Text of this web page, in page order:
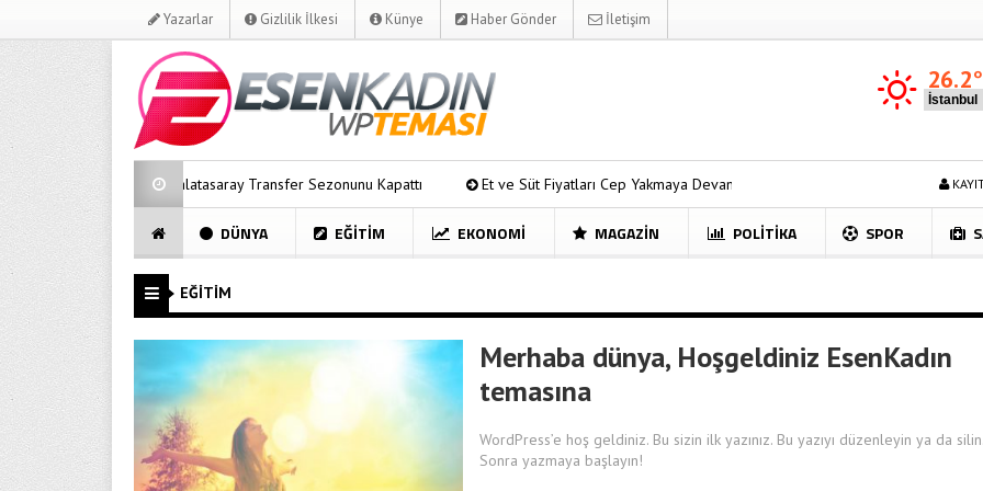
Yazarlar Gizlilik İlkesi Künye Haber Gönder İletişim
26.2
Galatasaray Transfer Sezonunu Kapattı Et ve Süt Fiyatları Cep Yakmaya Devam Ediyor Sosyal Medyanın Yeni
DÜNYA EĞITIM EKONOMI MAGAZIN POLITIKA SPOR
EĞITIM
Merhaba dünya, Hoşgeldiniz EsenKadın
temasına
WordPress’e hoş geldiniz. Bu sizin ilk yazınız. Bu yazıyı düzenleyin ya da silin.
Sonra yazmaya başlayın!